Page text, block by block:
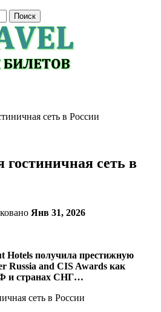
сеть в России
сеть в
Янв 31, 2026
Hotels получила престижную
Russia and CIS Awards как
и странах СНГ…